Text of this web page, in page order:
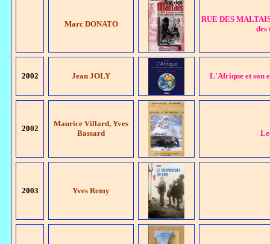
Marc DONATO
RUE DES
des
2002 Jean JOLY L'Afrique et son
2002
Maurice Villard, Yves
Bassard
2003 Yves Remy